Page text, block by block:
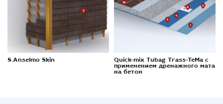
S.Anselmo Skin Quick-mix Tubag Trass-TeMa с
применением дренажного мата
на бетон